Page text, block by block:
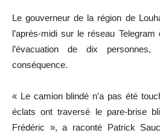
Le gouverneur de la région de
l’après-midi sur le réseau Telegram
l’évacuation de dix
conséquence.
« Le camion blindé n’a pas été
éclats ont traversé le pare-brise
Frédéric », a raconté Patrick